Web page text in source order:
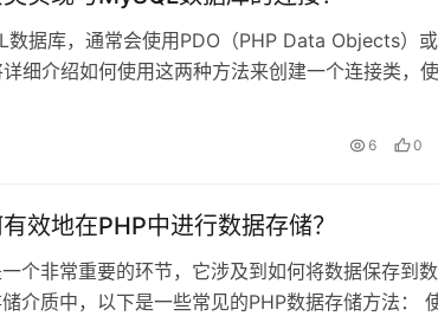
数据库，通常会使用PDO（PHP Data Objects）或
细介绍如何使用这两种方法来创建一个连接类，
6 0
效地在PHP中进行数据存储？
个非常重要的环节，它涉及到如何将数据保存到
介质中，以下是一些常见的PHP数据存储方法：